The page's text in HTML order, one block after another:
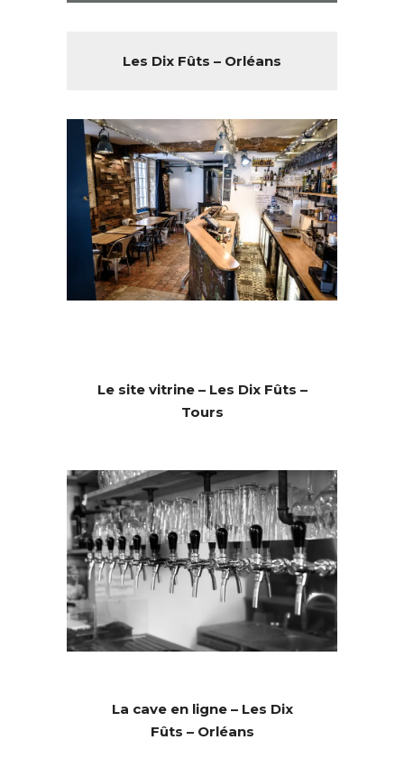
Les Dix Fûts – Orléans
Le site vitrine – Les Dix Fûts –
Tours
La cave en ligne – Les Dix
Fûts – Orléans